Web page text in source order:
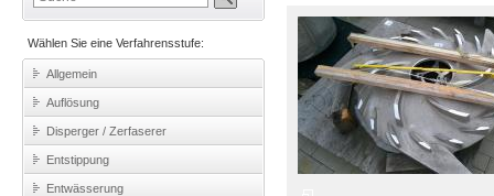
Wählen Sie eine Verfahrensstufe:
Allgemein
Auflösung
Disperger / Zerfaserer
Entstippung
Entwässerung